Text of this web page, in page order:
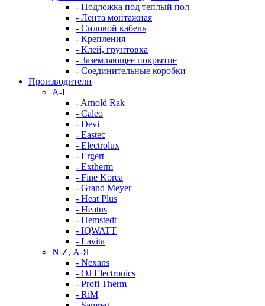
- Подложка под теплый пол
- Лента монтажная
- Силовой кабель
- Крепления
- Клей, грунтовка
- Заземляющее покрытие
- Соединительные коробки
Производители
A-L
- Arnold Rak
- Caleo
- Devi
- Eastec
- Electrolux
- Ergert
- Extherm
- Fine Korea
- Grand Meyer
- Heat Plus
- Heatus
- Hemstedt
- IQWATT
- Lavita
N-Z, А-Я
- Nexans
- OJ Electronics
- Profi Therm
- RiM